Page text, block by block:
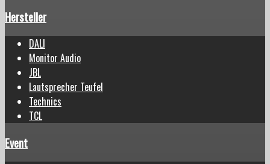
Hersteller
DALI
Monitor Audio
JBL
Lautsprecher Teufel
Technics
TCL
Event